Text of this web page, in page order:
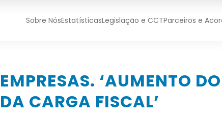
Sobre NósEstatísticasLegislação e CCTParceiros e
EMPRESAS. ‘AUMENTO
DA CARGA FISCAL’